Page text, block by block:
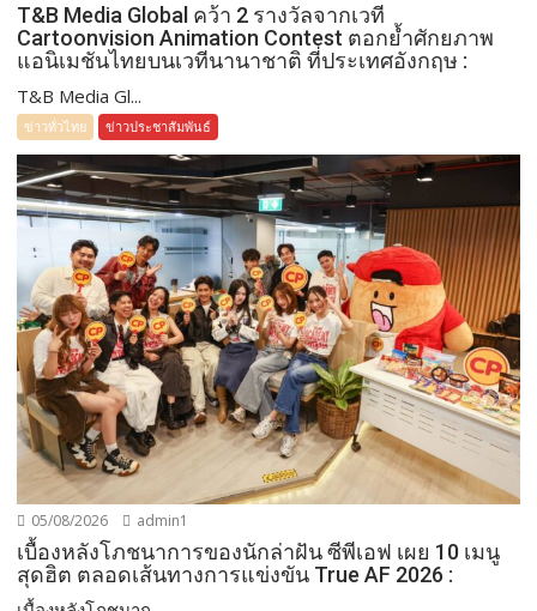
T&B Media Global คว้า 2 รางวัลจากเวที
Cartoonvision Animation Contest ตอกย้ำศักยภาพ
แอนิเมชันไทยบนเวทีนานาชาติ ที่ประเทศอังกฤษ :
T&B Media Gl...
ข่าวทั่วไทย ข่าวประชาสัมพันธ์
05/08/2026 admin1
เบื้องหลังโภชนาการของนักล่าฝัน ซีพีเอฟ เผย 10 เมนู
สุดฮิต ตลอดเส้นทางการแข่งขัน True AF 2026 :